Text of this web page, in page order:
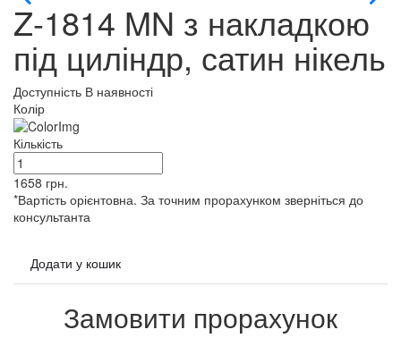
Z-1814 MN з накладкою
під циліндр, сатин нікель
Доступність В наявності
Колір
Кількість
1658 грн.
*Вартість орієнтовна. За точним прорахунком зверніться до
консультанта
Додати у кошик
Замовити прорахунок